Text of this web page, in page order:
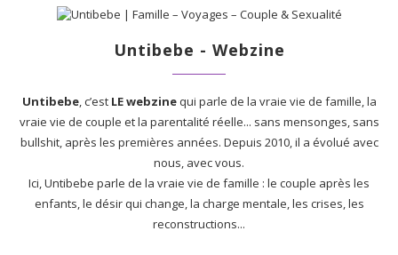
Untibebe - Webzine
Untibebe, c’est LE webzinequi parle de la vraie vie de famille, la
vraie vie de couple et la parentalité réelle... sans mensonges, sans
bullshit, après les premières années. Depuis 2010, il a évolué avec
nous, avec vous.
Ici, Untibebe parle de la vraie vie de famille : le couple après les
enfants, le désir qui change, la charge mentale, les crises, les
reconstructions...